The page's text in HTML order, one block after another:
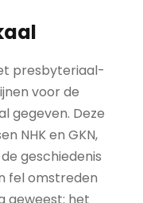
presbyteriaal-
voor de
gegeven. Deze
NHK en GKN,
geschiedenis
fel omstreden
geweest: het